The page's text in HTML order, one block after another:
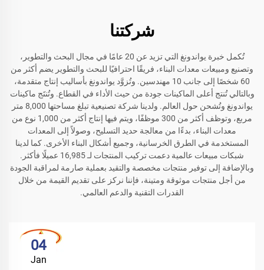
شركتنا
تُكمل خبرة يواندونغ التي تزيد عن 20 عامًا في مجال البحث والتطوير،
وتصنيع ومبيعات معدات البناء، فريقًا احترافيًا للبحث والتطوير يضم أكثر من
60 شخصًا إلى جانب 10 مهندسين. وتُزوَّد يواندونغ بأساليب إنتاج متقدمة،
وبالتالي تُنتج أعلى الماكينات جودة من حيث الأداء في القطاع. وتُنتَج ماكينات
يواندونغ وتُشحن حول العالم. ولدينا شركة تصنيعية تبلغ مساحتها 8,000 متر
مربع، وتوظف أكثر من 300 موظفًا، ويتم فيها إنتاج أكثر من 1,000 نوع من
معدات البناء، بدءًا من معالجة حديد التسليح، وصولاً إلى المعدات
المستخدمة في الطرق الخرسانية، وجميع أشكال البناء الأخرى. كما لدينا
شبكات مبيعات عالمية دعمت تركيب المنتجات لـ 16,985 عميلًا فأكثر.
وبالإضافة إلى توفير منتجات مخصصة والتقيد بعملية صارمة لمراقبة الجودة
من أجل منتجات موثوقة ومتينة، فإننا نركز على تقديم القيمة من خلال
القدرات التقنية والدعم العالمي.
04
Jan